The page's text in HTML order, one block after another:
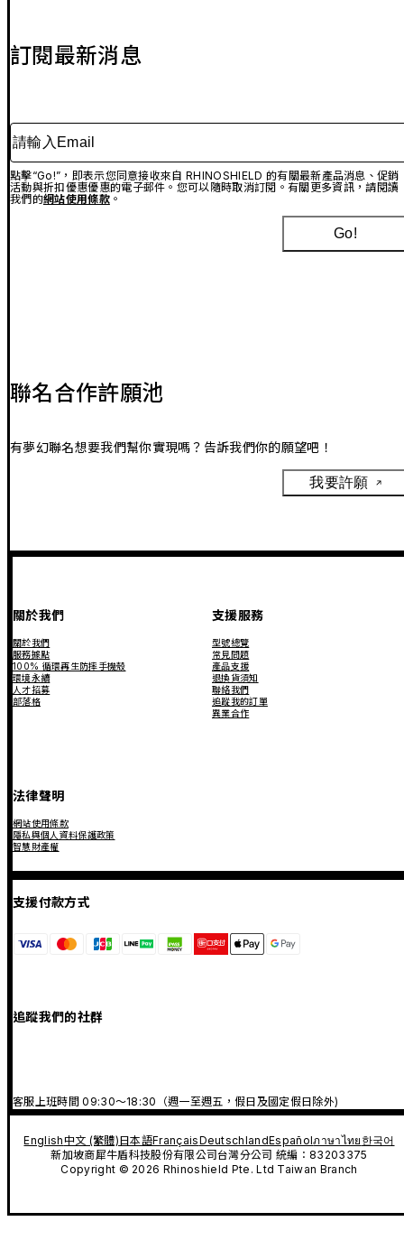
訂閱最新消息
請輸入Email
點擊“Go!”，即表示您同意接收來自 RHINOSHIELD 的有關最新產品消息、促銷
活動與折扣優惠優惠的電子郵件。您可以隨時取消訂閱。有關更多資訊，請閱讀
我們的網站使用條款。
Go!
聯名合作許願池
有夢幻聯名想要我們幫你實現嗎？告訴我們你的願望吧！
我要許願
關於我們
關於我們
服務據點
100% 循環再生防摔手機殼
環境永續
人才招募
部落格
支援服務
型號總覽
常見問題
產品支援
退換貨須知
聯絡我們
追蹤我的訂單
異業合作
法律聲明
網站使用條款
隱私與個人資料保護政策
智慧財產權
支援付款方式
追蹤我們的社群
客服上班時間 09:30～18:30（週一至週五，假日及國定假日除外)
English中文 (繁體)日本語FrançaisDeutschlandEspañolภาษาไทย 한국어
新加坡商犀牛盾科技股份有限公司台灣分公司 統編：83203375
Copyright © 2026 Rhinoshield Pte. Ltd Taiwan Branch